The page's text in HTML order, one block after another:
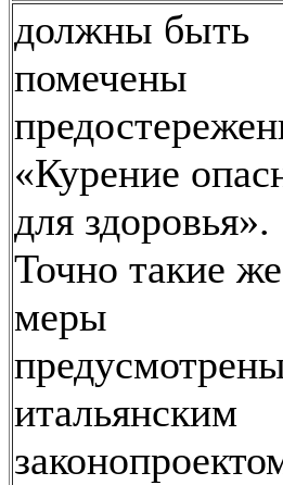
должны быть
помечены
«Курение
для здоровья».
Точно такие же
меры
итальянским